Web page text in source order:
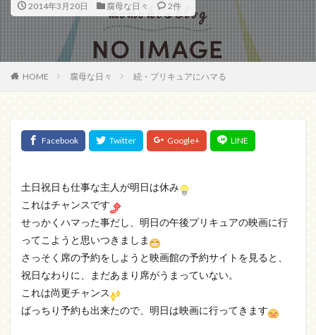
2014年3月20日 腐母な日々 2件
HOME 腐母な日々 続・プリキュアにハマる
土日祝日も仕事な主人が明日は休み
これはチャンスです
せっかくハマった事だし、明日の午後プリキュアの映画に行
ってこようと思いつきましま
さっそく席の予約をしようと映画館の予約サイトを見ると、
祝日なわりに、まだあまり席がうまっていない。
これは尚更チャンス
ばっちり予約も出来たので、明日は映画に行ってきます